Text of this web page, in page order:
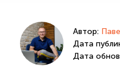
Автор:
Дата
Дата